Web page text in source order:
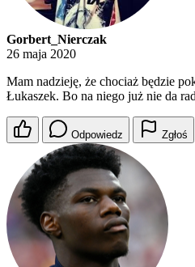
Gorbert_Nierczak
26 maja 2020
Mam nadzieję, że chociaż będzie
Łukaszek. Bo na niego już nie da
Odpowiedz Zgłoś